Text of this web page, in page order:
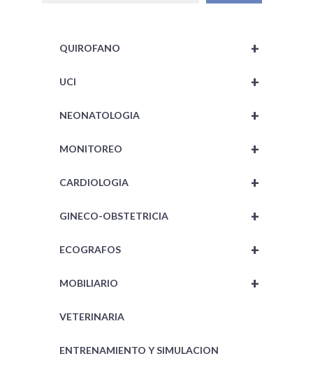
+
QUIROFANO
+
UCI
+
NEONATOLOGIA
+
MONITOREO
+
CARDIOLOGIA
+
GINECO-OBSTETRICIA
+
ECOGRAFOS
+
MOBILIARIO
VETERINARIA
ENTRENAMIENTO Y SIMULACION